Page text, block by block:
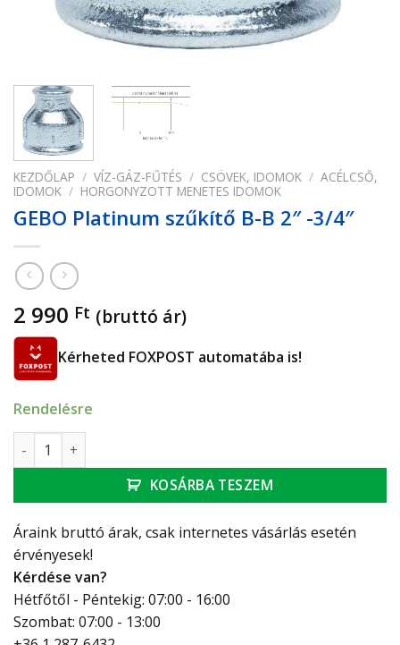
KEZDŐLAP / VÍZ-GÁZ-FŰTÉS / CSÖVEK, IDOMOK / ACÉLCSŐ,
IDOMOK / HORGONYZOTT MENETES IDOMOK
GEBO Platinum szűkítő B-B 2″ -3/4″
2 990 Ft (bruttó ár)
Kérheted FOXPOST automatába is!
Rendelésre
GEBO Platinum szűkítő B-B 2" -3/4" mennyiség
KOSÁRBA TESZEM
Áraink bruttó árak, csak internetes vásárlás esetén
érvényesek!
Kérdése van?
Hétfőtől - Péntekig: 07:00 - 16:00
Szombat: 07:00 - 13:00